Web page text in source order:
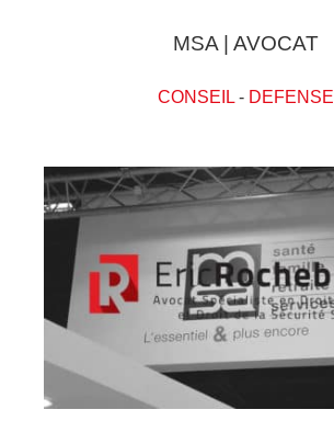
MSA | AVOCAT
CONSEIL- DEFENSE